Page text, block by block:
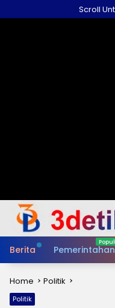
to
Scroll
Berita Pemerintahan
Home Politik
Politik